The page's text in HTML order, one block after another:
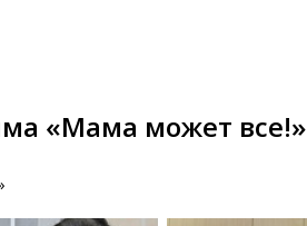
«Мама может все!»